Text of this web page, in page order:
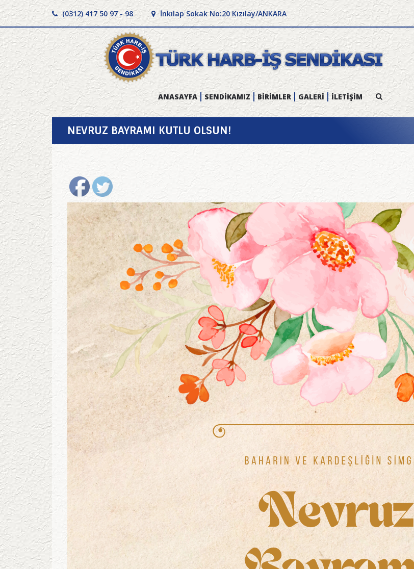
(0312) 417 50 97 - 98 İnkılap Sokak No:20 Kızılay/ANKARA
ANASAYFA SENDİKAMIZ BİRİMLER GALERİ İLETİŞİM
NEVRUZ BAYRAMI KUTLU OLSUN!